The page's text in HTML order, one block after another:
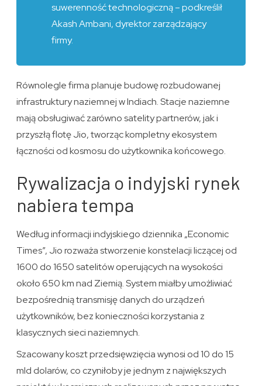
suwerenność technologiczną – podkreślił
Akash Ambani, dyrektor zarządzający
firmy.
Równolegle firma planuje budowę rozbudowanej
infrastruktury naziemnej w Indiach. Stacje naziemne
mają obsługiwać zarówno satelity partnerów, jak i
przyszłą flotę Jio, tworząc kompletny ekosystem
łączności od kosmosu do użytkownika końcowego.
Rywalizacja o indyjski rynek
nabiera tempa
Według informacji indyjskiego dziennika „Economic
Times”, Jio rozważa stworzenie konstelacji liczącej od
1600 do 1650 satelitów operujących na wysokości
około 650 km nad Ziemią. System miałby umożliwiać
bezpośrednią transmisję danych do urządzeń
użytkowników, bez konieczności korzystania z
klasycznych sieci naziemnych.
Szacowany koszt przedsięwzięcia wynosi od 10 do 15
mld dolarów, co czyniłoby je jednym z największych